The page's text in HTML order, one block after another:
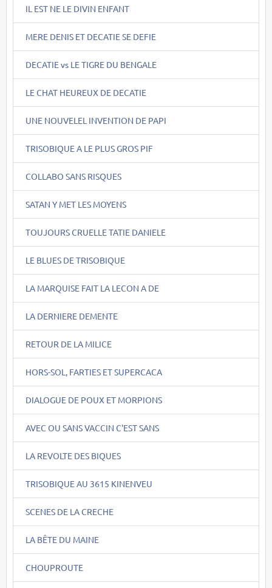
IL EST NE LE DIVIN ENFANT
MERE DENIS ET DECATIE SE DEFIE
DECATIE vs LE TIGRE DU BENGALE
LE CHAT HEUREUX DE DECATIE
UNE NOUVELEL INVENTION DE PAPI
TRISOBIQUE A LE PLUS GROS PIF
COLLABO SANS RISQUES
SATAN Y MET LES MOYENS
TOUJOURS CRUELLE TATIE DANIELE
LE BLUES DE TRISOBIQUE
LA MARQUISE FAIT LA LECON A DE
LA DERNIERE DEMENTE
RETOUR DE LA MILICE
HORS-SOL, FARTIES ET SUPERCACA
DIALOGUE DE POUX ET MORPIONS
AVEC OU SANS VACCIN C'EST SANS
LA REVOLTE DES BIQUES
TRISOBIQUE AU 3615 KINENVEU
SCENES DE LA CRECHE
LA BÊTE DU MAINE
CHOUPROUTE